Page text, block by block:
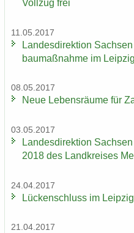
Voll­zug frei
11.05.2017
Lan­des­di­rek­ti­on
bau­maß­nah­me im
08.05.2017
Neue Le­bens­räu­me für
03.05.2017
Lan­des­di­rek­ti­on
2018 des Land­krei­ses
24.04.2017
Lü­cken­schluss im
21.04.2017